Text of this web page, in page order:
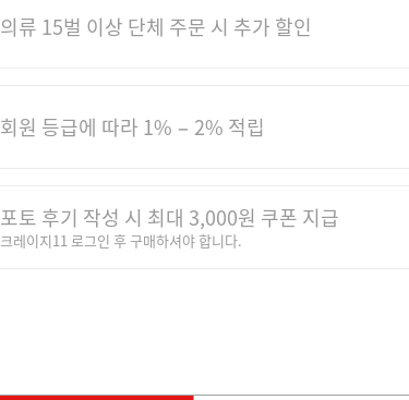
의류 15벌 이상 단체 주문 시 추가 할인
회원 등급에 따라 1% − 2% 적립
포토 후기 작성 시 최대 3,000원 쿠폰 지급
크레이지11 로그인 후 구매하셔야 합니다.